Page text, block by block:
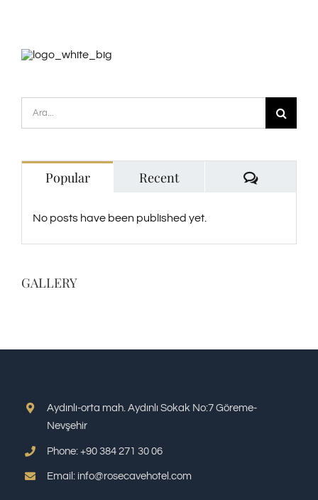
Ara:
Popular Recent
No posts have been published yet.
GALLERY
Aydınlı-orta mah. Aydınlı Sokak No:7 Göreme-
Nevşehir
Phone: +90 384 271 30 06
Email: info@rosecavehotel.com